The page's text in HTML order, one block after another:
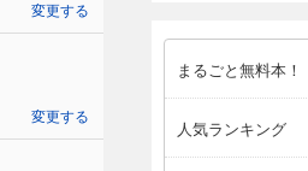
まるごと無料本！
人気ランキング
変更する
変更する